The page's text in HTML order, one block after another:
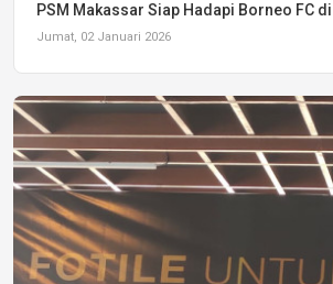
PSM Makassar Siap Hadapi Borneo FC
Jumat, 02 Januari 2026